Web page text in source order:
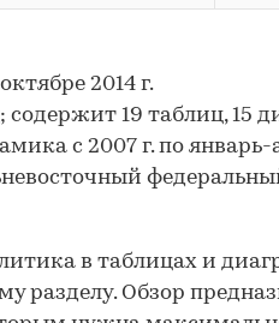
2014 г.
содержит 19 таблиц, 15
с 2007 г. по январь-
в таблицах и
разделу. Обзор